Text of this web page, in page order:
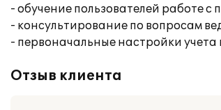
- обучение пользователей работе с
- консультирование по вопросам
- первоначальные настройки учета
Отзыв клиента